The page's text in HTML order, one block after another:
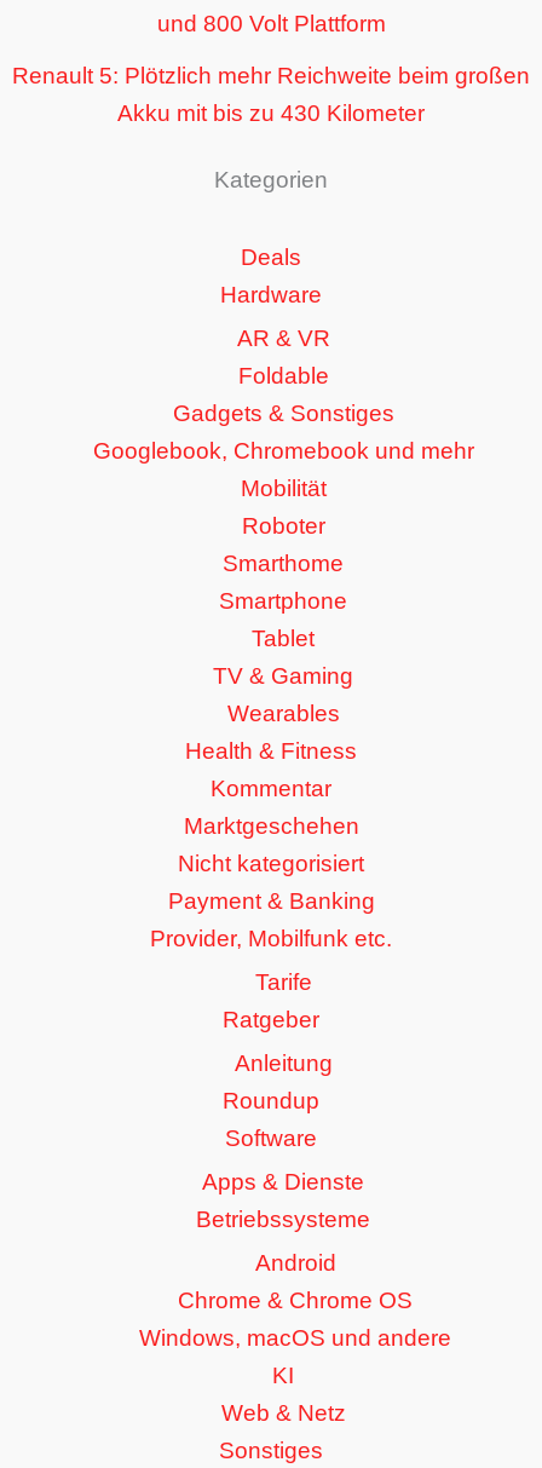
und 800 Volt Plattform
Renault 5: Plötzlich mehr Reichweite beim großen
Akku mit bis zu 430 Kilometer
Kategorien
Deals
Hardware
AR & VR
Foldable
Gadgets & Sonstiges
Googlebook, Chromebook und mehr
Mobilität
Roboter
Smarthome
Smartphone
Tablet
TV & Gaming
Wearables
Health & Fitness
Kommentar
Marktgeschehen
Nicht kategorisiert
Payment & Banking
Provider, Mobilfunk etc.
Tarife
Ratgeber
Anleitung
Roundup
Software
Apps & Dienste
Betriebssysteme
Android
Chrome & Chrome OS
Windows, macOS und andere
KI
Web & Netz
Sonstiges